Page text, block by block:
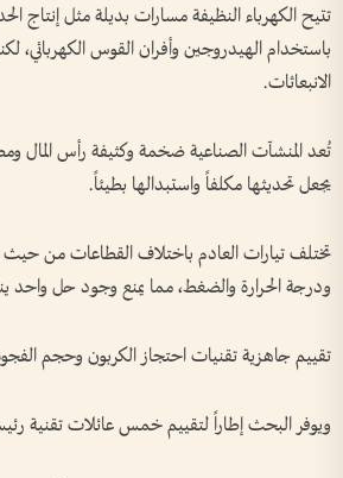
تتيح الكهرباء النظيفة مسارات بديلة مثل إنتاج
باستخدام الهيدروجين وأفران القوس الكهربائي،
الانبعاثات.
تُعد المنشآت الصناعية ضخمة وكثيفة رأس المال
يجعل تحديثها مكلفاً واستبدالها بطيئاً.
تختلف تيارات العادم باختلاف القطاعات من حيث
ودرجة الحرارة والضغط، مما يمنع وجود حل واحد
تقييم جاهزية تقنيات احتجاز الكربون وحجم
ويوفر البحث إطاراً لتقييم خمس عائلات تقنية